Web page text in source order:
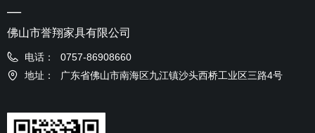
—
电话：
0757-86908660
地址：
广东省佛山市南海区九江镇沙头西桥工业区三路4号
佛山市誉翔家具有限公司